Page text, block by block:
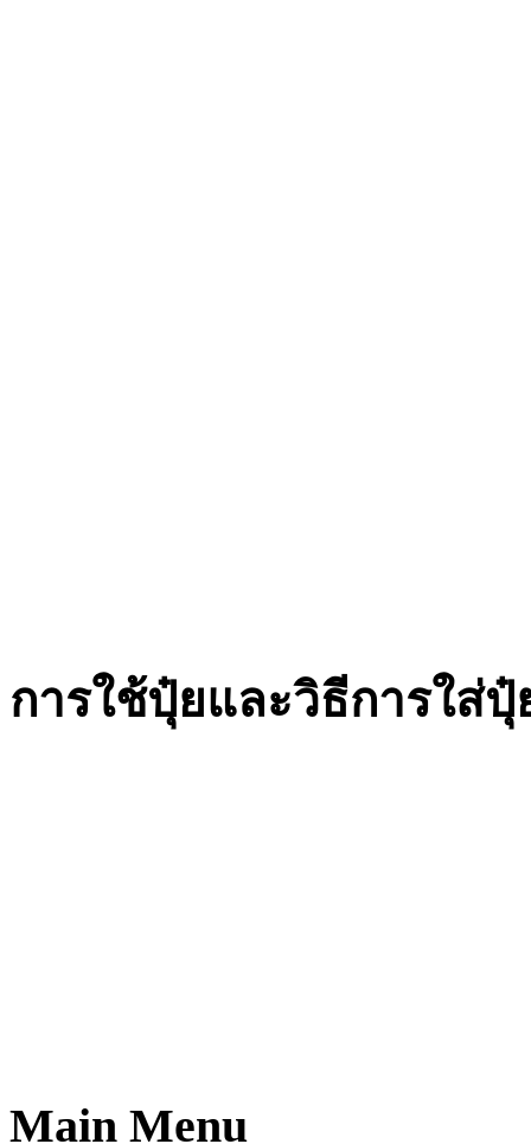
การใช้ปุ๋ยและวิธีการใส่ปุ๋
Main Menu